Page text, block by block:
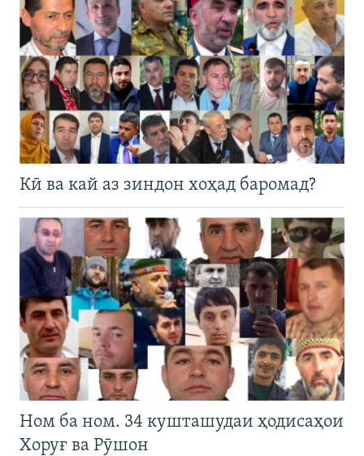
Кӣ ва кай аз зиндон хоҳад баромад?
Ном ба ном. 34 кушташудаи ҳодисаҳои
Хоруғ ва Рӯшон